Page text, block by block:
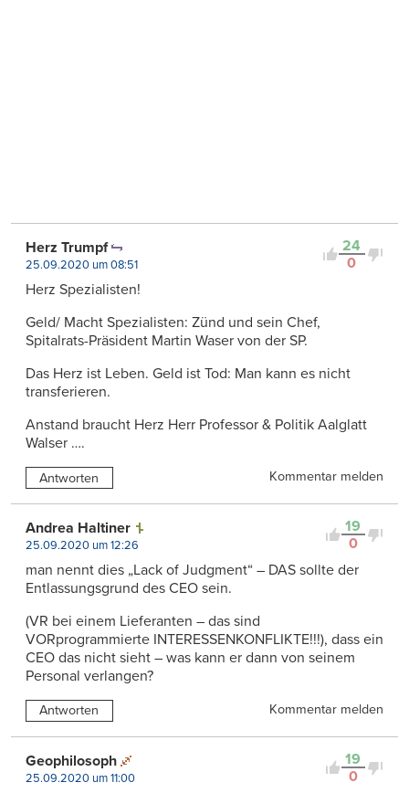
24
0
Herz Trumpf
25.09.2020 um 08:51
Herz Spezialisten!
Geld/ Macht Spezialisten: Zünd und sein Chef,
Spitalrats-Präsident Martin Waser von der SP.
Das Herz ist Leben. Geld ist Tod: Man kann es nicht
transferieren.
Anstand braucht Herz Herr Professor & Politik Aalglatt
Walser ….
Antworten Kommentar melden
19
0
Andrea Haltiner
25.09.2020 um 12:26
man nennt dies „Lack of Judgment“ – DAS sollte der
Entlassungsgrund des CEO sein.
(VR bei einem Lieferanten – das sind
VORprogrammierte INTERESSENKONFLIKTE!!!), dass ein
CEO das nicht sieht – was kann er dann von seinem
Personal verlangen?
Antworten Kommentar melden
19
0
Geophilosoph
25.09.2020 um 11:00